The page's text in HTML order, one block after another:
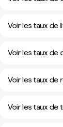
Voir les taux de
Voir les taux de
Voir les taux de
Voir les taux de